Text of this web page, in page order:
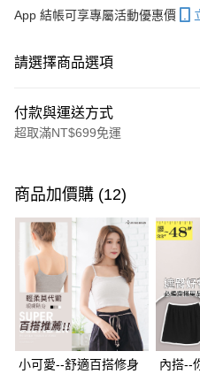
App 結帳可享專屬活動優惠價
請選擇商品選項
付款與運送方式
超取滿NT$699免運
信用卡一次付款
超商取貨付款
LINE Pay
Apple Pay
街口支付
悠遊付
商品加價購 (12)
小可愛--舒適百搭修身
內搭--